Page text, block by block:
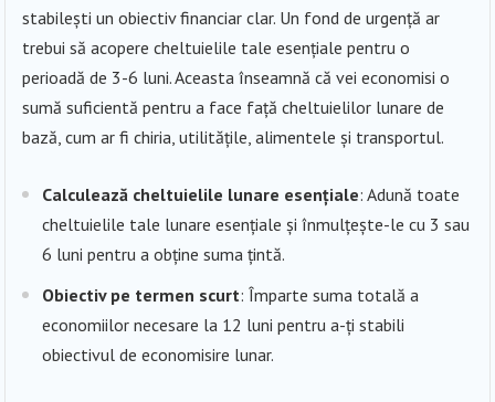
stabilești un obiectiv financiar clar. Un fond de urgență ar
trebui să acopere cheltuielile tale esențiale pentru o
perioadă de 3-6 luni. Aceasta înseamnă că vei economisi o
sumă suficientă pentru a face față cheltuielilor lunare de
bază, cum ar fi chiria, utilitățile, alimentele și transportul.
Calculează cheltuielile lunare esențiale: Adună toate
cheltuielile tale lunare esențiale și înmulțește-le cu 3 sau
6 luni pentru a obține suma țintă.
Obiectiv pe termen scurt: Împarte suma totală a
economiilor necesare la 12 luni pentru a-ți stabili
obiectivul de economisire lunar.